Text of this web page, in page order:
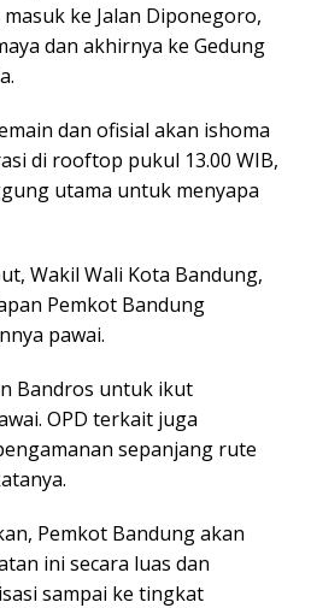
ke Jalan Diponegoro,
dan akhirnya ke Gedung
dan ofisial akan ishoma
di rooftop pukul 13.00 WIB,
utama untuk menyapa
Wakil Wali Kota Bandung,
Pemkot Bandung
pawai.
Bandros untuk ikut
OPD terkait juga
sepanjang rute
Pemkot Bandung akan
ini secara luas dan
sampai ke tingkat